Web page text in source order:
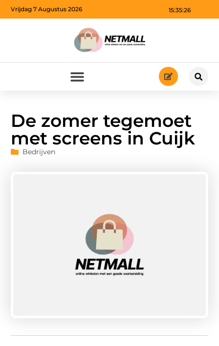
15:35:27
Vrijdag 7 Augustus 2026
De zomer tegemoet
met screens in Cuijk
Bedrijven